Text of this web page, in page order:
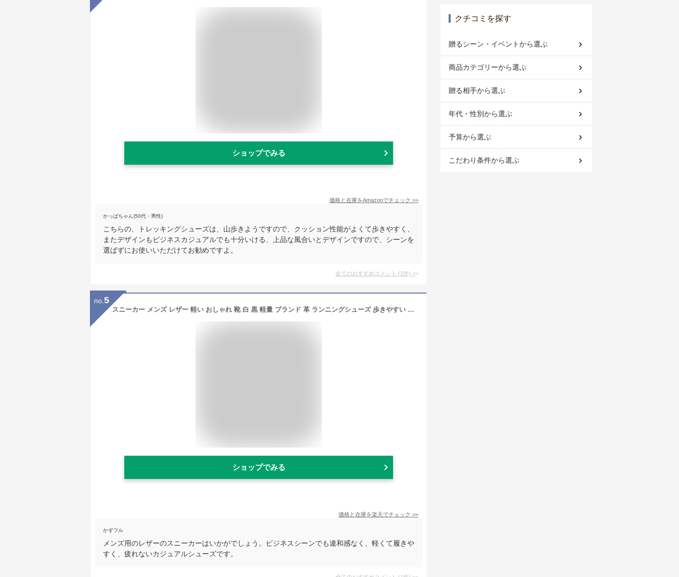
ショップでみる
価格と在庫をAmazonでチェック >>
かっぱちゃん(50代・男性)
こちらの、トレッキングシューズは、山歩きようですので、クッション性能がよくて歩きやすく、
またデザインもビジネスカジュアルでも十分いける、上品な風合いとデザインですので、シーンを
選ばずにお使いいただけてお勧めですよ。
全てのおすすめコメント (1件) >
no. 5
スニーカー メンズ レザー 軽い おしゃれ 靴 白 黒 軽量 ブランド 革 ランニングシューズ 歩きやすい 春 幅広 夏 秋冬 疲れない 大人 shoes オフィスカジュアル お洒落 40代 夏靴 かっこいい 秋靴 ファッション 春靴 ブランド 3e 4e 30代 50代 20代 冬靴 shs-525
ショップでみる
価格と在庫を楽天でチェック >>
かずフル
メンズ用のレザーのスニーカーはいかがでしょう。ビジネスシーンでも違和感なく、軽くて履きや
すく、疲れないカジュアルシューズです。
クチコミを探す
贈るシーン・イベントから選ぶ
商品カテゴリーから選ぶ
贈る相手から選ぶ
年代・性別から選ぶ
予算から選ぶ
こだわり条件から選ぶ